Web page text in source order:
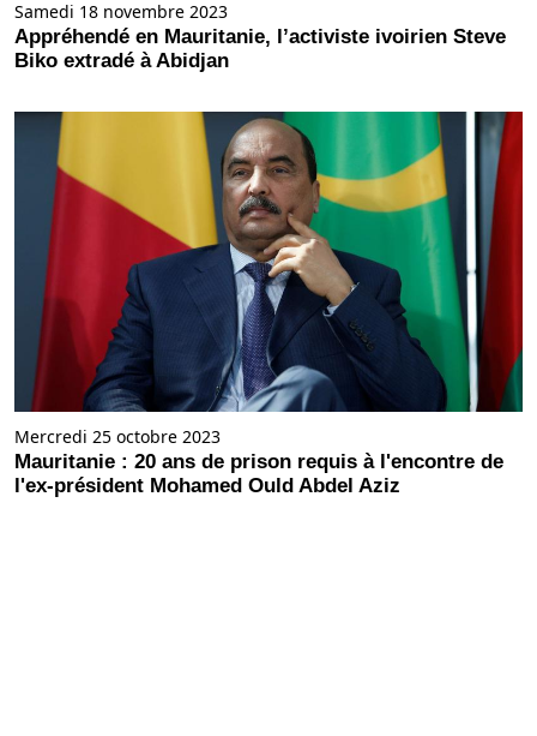
Samedi 18 novembre 2023
Appréhendé en Mauritanie, l’activiste ivoirien Steve
Biko extradé à Abidjan
Mercredi 25 octobre 2023
Mauritanie : 20 ans de prison requis à l'encontre de
l'ex-président Mohamed Ould Abdel Aziz